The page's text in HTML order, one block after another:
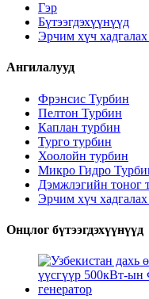
Гэр
Бүтээгдэхүүнүүд
Эрчим хүч
Ангилалууд
Фрэнсис Турбин
Пелтон Турбин
Каплан турбин
Турго турбин
Хоолойн турбин
Микро Гидро
Дэмжлэгийн тоног
Эрчим хүч
Онцлог бүтээгдэхүүнүүд